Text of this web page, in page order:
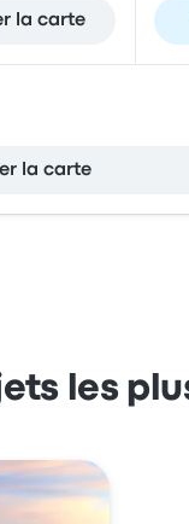
la carte
la carte
les